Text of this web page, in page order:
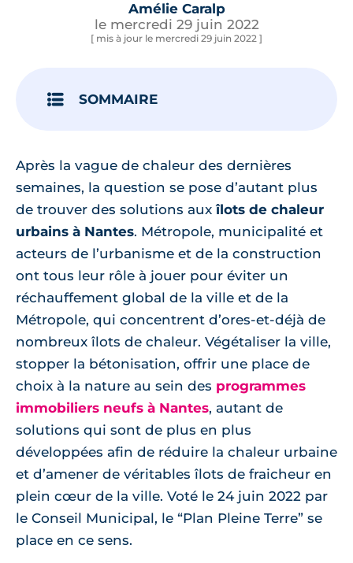
Amélie Caralp
le mercredi 29 juin 2022
[ mis à jour le mercredi 29 juin 2022 ]
SOMMAIRE
Après la vague de chaleur des dernières
semaines, la question se pose d’autant plus
de trouver des solutions auxîlots de chaleur
urbains à Nantes. Métropole, municipalité et
acteurs de l’urbanisme et de la construction
ont tous leur rôle à jouer pour éviter un
réchauffement global de la ville et de la
Métropole, qui concentrent d’ores-et-déjà de
nombreux îlots de chaleur. Végétaliser la ville,
stopper la bétonisation, offrir une place de
choix à la nature au sein des programmes
immobiliers neufs à Nantes, autant de
solutions qui sont de plus en plus
développées afin de réduire la chaleur urbaine
et d’amener de véritables îlots de fraicheur en
plein cœur de la ville. Voté le 24 juin 2022 par
le Conseil Municipal, le “Plan Pleine Terre” se
place en ce sens.